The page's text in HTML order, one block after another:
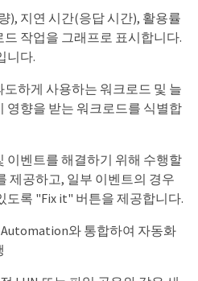
), 지연 시간(응답 시간), 활용률
작업을 그래프로 표시합니다.
니다.
하게 사용하는 워크로드 및 늘
영향을 받는 워크로드를 식별합
이벤트를 해결하기 위해 수행할
제공하고, 일부 이벤트의 경우
도록 "Fix it" 버튼을 제공합니다.
와 통합하여 자동화